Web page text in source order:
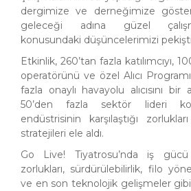
dergimize ve derneğimize
geleceği adına güzel
konusundaki düşüncelerimizi
Etkinlik, 260’tan fazla katılımcıyı,
operatörünü ve özel Alıcı
fazla onaylı havayolu alıcısını bir
50’den fazla sektör lideri
endüstrisinin karşılaştığı
stratejileri ele aldı.
Go Live! Tiyatrosu’nda iş
zorlukları, sürdürülebilirlik, filo
ve en son teknolojik gelişmeler